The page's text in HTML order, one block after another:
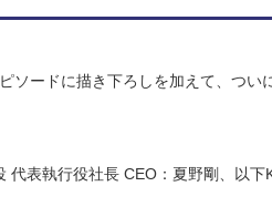
ソードに描き下ろしを加えて、つい
代表執行役社長 CEO：夏野剛、以